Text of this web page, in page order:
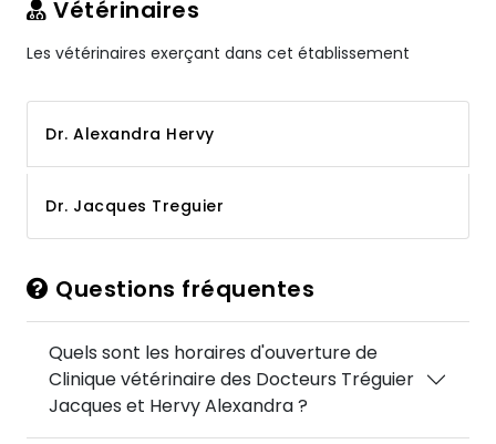
Vétérinaires
Les vétérinaires exerçant dans cet établissement
Dr. Alexandra Hervy
Dr. Jacques Treguier
Questions fréquentes
Quels sont les horaires d'ouverture de
Clinique vétérinaire des Docteurs Tréguier
Jacques et Hervy Alexandra ?